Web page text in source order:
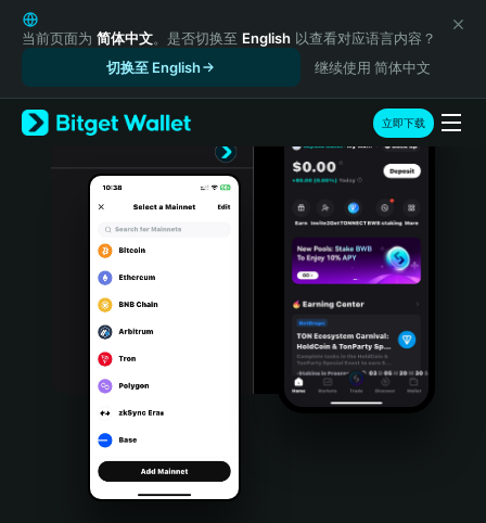
English
日本語
Русский
Español (Latinoamérica)
Türkçe
Português (Portugal)
Bahasa Indonesia
Português (Brasil)
Español (Argentina)
当前页面为 简体中文。是否切换至 English 以查看对应语言内容？
切换至 English
继续使用 简体中文
立即下载